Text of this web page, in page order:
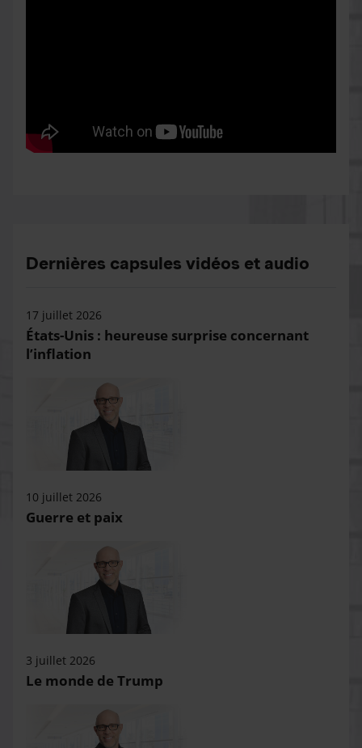
Dernières capsules vidéos et audio
17 juillet 2026
États-Unis : heureuse surprise concernant
l’inflation
10 juillet 2026
Guerre et paix
3 juillet 2026
Le monde de Trump